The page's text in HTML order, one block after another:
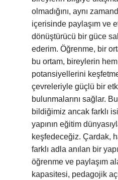
olmadığını, aynı
içerisinde paylaşım ve
dönüştürücü bir güce
ederim. Öğrenme, bir
bu ortam, bireylerin
potansiyellerini
çevreleriyle güçlü bir
bulunmalarını sağlar.
bildiğimiz ancak farklı
yapının eğitim
keşfedeceğiz. Çardak,
farklı adla anılan bir
öğrenme ve paylaşım
kapasitesi, pedagojik